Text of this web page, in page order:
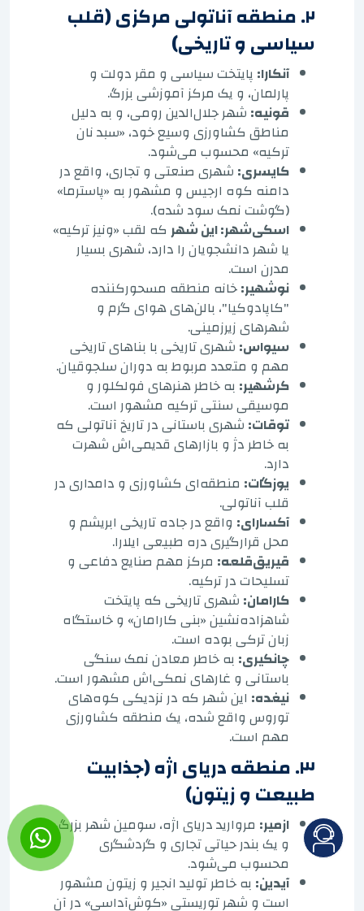
۲. منطقه آناتولی مرکزی (قلب
سیاسی و تاریخی)
آنکارا: پایتخت سیاسی و مقر دولت و
پارلمان، و یک مرکز آموزشی بزرگ.
قونیه: شهر جلال‌الدین رومی، و به دلیل
مناطق کشاورزی وسیع خود، «سبد نان
ترکیه» محسوب می‌شود.
کایسری: شهری صنعتی و تجاری، واقع در
دامنه کوه ارجیس و مشهور به «پاسترما»
(گوشت نمک سود شده).
اسکی‌شهر: این شهر که لقب «ونیز ترکیه»
یا شهر دانشجویان را دارد، شهری بسیار
مدرن است.
نوشهیر:خانه منطقه مسحورکننده
"کاپادوکیا"، بالن‌های هوای گرم و
شهرهای زیرزمینی.
سیواس: شهری تاریخی با بناهای تاریخی
مهم و متعدد مربوط به دوران سلجوقیان.
کرشهیر: به خاطر هنرهای فولکلور و
موسیقی سنتی ترکیه مشهور است.
توقات: شهری باستانی در تاریخ آناتولی که
به خاطر دژ و بازارهای قدیمی‌اش شهرت
دارد.
یوزگات: منطقه‌ای کشاورزی و دامداری در
قلب آناتولی.
آکسارای: واقع در جاده تاریخی ابریشم و
محل قرارگیری دره طبیعی ایلارا.
قیریق‌قلعه: مرکز مهم صنایع دفاعی و
تسلیحات در ترکیه.
کارامان: شهری تاریخی که پایتخت
شاهزاده‌نشین «بنی کارامان» و خاستگاه
زبان ترکی بوده است.
چانکیری: به خاطر معادن نمک سنگی
باستانی و غارهای نمکی‌اش مشهور است.
نیغده: این شهر که در نزدیکی کوه‌های
توروس واقع شده، یک منطقه کشاورزی
مهم است.
۳. منطقه دریای اژه (جذابیت
طبیعت و زیتون)
ازمیر: مروارید دریای اژه، سومین شهر بزرگ،
و یک بندر حیاتی تجاری و گردشگری
محسوب می‌شود.
آیدین: به خاطر تولید انجیر و زیتون مشهور
است و شهر توریستی «کوش‌آداسی» در آن